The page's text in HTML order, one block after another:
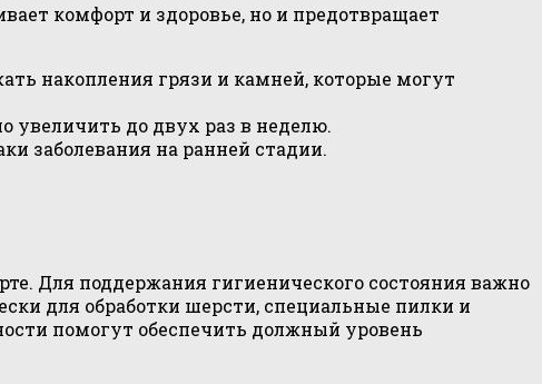
комфорт и здоровье, но и предотвращает
накопления грязи и камней, которые могут
увеличить до двух раз в неделю.
заболевания на ранней стадии.
Для поддержания гигиенического состояния важно
для обработки шерсти, специальные пилки и
помогут обеспечить должный уровень